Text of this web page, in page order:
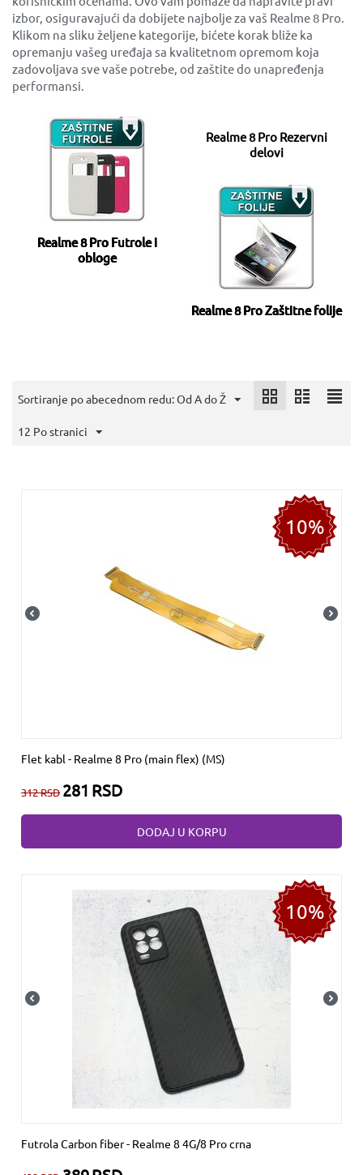
izbor, osiguravajući da dobijete najbolje za vaš Realme 8 Pro.
Klikom na sliku željene kategorije, bićete korak bliže ka
opremanju vašeg uređaja sa kvalitetnom opremom koja
zadovoljava sve vaše potrebe, od zaštite do unapređenja
performansi.
Realme 8 Pro Futrole i
obloge
Realme 8 Pro Rezervni
delovi
Realme 8 Pro Zaštitne folije
Sortiranje po abecednom redu: Od A do Ž
12 Po stranici
10%
Flet kabl - Realme 8 Pro (main flex) (MS)
312RSD 281 RSD
DODAJ U KORPU
10%
Futrola Carbon fiber - Realme 8 4G/8 Pro crna